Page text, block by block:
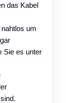
das Kabel
um
Sie es unter